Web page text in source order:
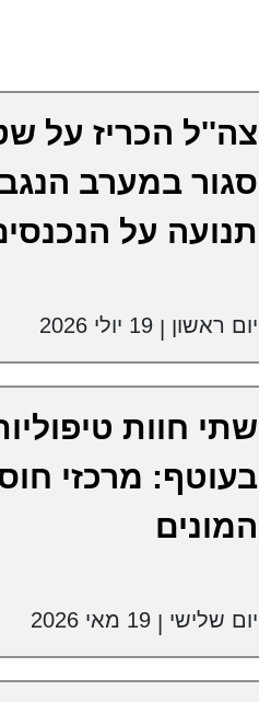
צה''ל הכריז על
סגור במערב
תנועה על
יום ראשון | 19 יולי 2026
שתי חוות
בעוטף: מרכזי
המונים
יום שלישי | 19 מאי 2026